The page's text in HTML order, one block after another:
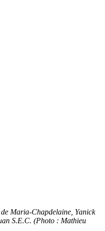
Maria-Chapdelaine, Yanick
S.E.C. (Photo : Mathieu